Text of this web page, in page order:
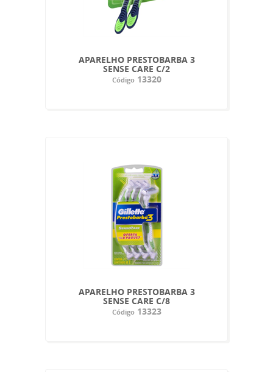
APARELHO PRESTOBARBA 3
SENSE CARE C/2
Código13320
APARELHO PRESTOBARBA 3
SENSE CARE C/8
Código13323